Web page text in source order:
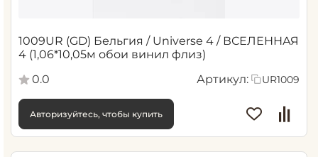
1009UR (GD) Бельгия / Universe 4 / ВСЕЛЕННАЯ
4 (1,06*10,05м обои винил флиз)
0.0
Артикул: UR1009
Авторизуйтесь, чтобы купить